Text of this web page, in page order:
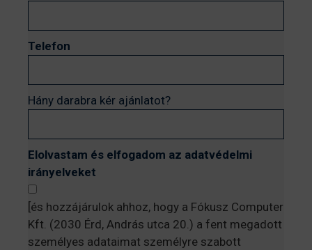
Telefon
Hány darabra kér ajánlatot?
Elolvastam és elfogadom az adatvédelmi
irányelveket
[és hozzájárulok ahhoz, hogy a Fókusz Computer
Kft. (2030 Érd, András utca 20.) a fent megadott
személyes adataimat személyre szabott